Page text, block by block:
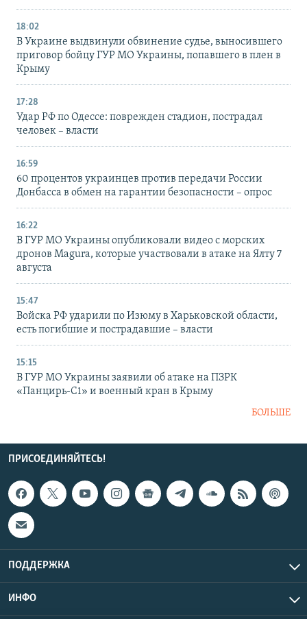
18:02
В Украине выдвинули обвинение судье, выносившего
приговор бойцу ГУР МО Украины, попавшего в плен в
Крыму
17:28
Удар РФ по Одессе: поврежден стадион, пострадал
человек – власти
16:59
60 процентов украинцев против передачи России
Донбасса в обмен на гарантии безопасности – опрос
16:22
В ГУР МО Украины опубликовали видео с морских
дронов Magura, которые участвовали в атаке на Ялту 7
августа
15:47
Войска РФ ударили по Изюму в Харьковской области,
есть погибшие и пострадавшие – власти
15:15
В ГУР МО Украины заявили об атаке на ПЗРК
«Панцирь-С1» и военный кран в Крыму
БОЛЬШЕ
ПРИСОЕДИНЯЙТЕСЬ!
ПОДДЕРЖКА
ИНФО